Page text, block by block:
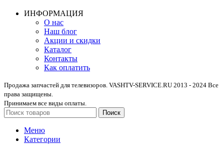
ИНФОРМАЦИЯ
О нас
Наш блог
Акции и скидки
Каталог
Контакты
Как оплатить
Продажа запчастей для телевизоров. VASHTV-SERVICE.RU 2013 - 2024 Все
права защищены.
Принимаем все виды оплаты.
Поиск
Меню
Категории